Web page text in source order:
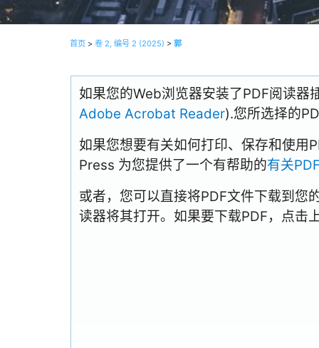
首页 > 卷 2, 编号 2 (2025) > 郭
如果您的Web浏览器安装了PDF阅读器
Adobe Acrobat Reader).您所选择的
如果您想要有关如何打印、保存和使用
Press 为您提供了一个有帮助的有关
或者，您可以直接将PDF文件下载到您
读器将其打开。如果要下载PDF，点击